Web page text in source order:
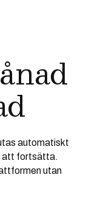
automatiskt
att fortsätta.
utan